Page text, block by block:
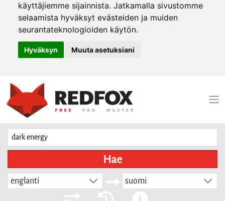
käyttäjiemme sijainnista. Jatkamalla sivustomme
selaamista hyväksyt evästeiden ja muiden
seurantateknologioiden käytön.
Hyväksyn Muuta asetuksiani
Hae
englanti suomi